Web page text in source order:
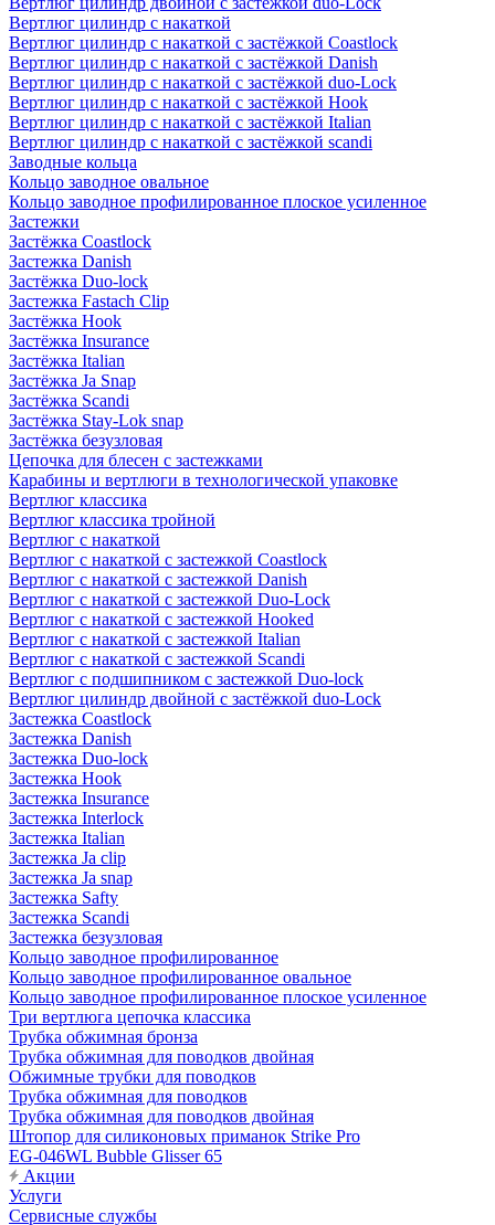
Вертлюг цилиндр с накаткой
Вертлюг цилиндр с накаткой с застёжкой Coastlock
Вертлюг цилиндр с накаткой с застёжкой Danish
Вертлюг цилиндр с накаткой с застёжкой duo-Lock
Вертлюг цилиндр с накаткой с застёжкой Hook
Вертлюг цилиндр с накаткой с застёжкой Italian
Вертлюг цилиндр с накаткой с застёжкой scandi
Заводные кольца
Кольцо заводное овальное
Кольцо заводное профилированное плоское усиленное
Застежки
Застёжка Coastlock
Застежка Danish
Застёжка Duo-lock
Застежка Fastach Clip
Застёжка Hook
Застёжка Insurance
Застёжка Italian
Застёжка Ja Snap
Застёжка Scandi
Застёжка Stay-Lok snap
Застёжка безузловая
Цепочка для блесен с застежками
Карабины и вертлюги в технологической упаковке
Вертлюг классика
Вертлюг классика тройной
Вертлюг с накаткой
Вертлюг с накаткой с застежкой Coastlock
Вертлюг с накаткой с застежкой Danish
Вертлюг с накаткой с застежкой Duo-Lock
Вертлюг с накаткой с застежкой Hooked
Вертлюг с накаткой с застежкой Italian
Вертлюг с накаткой с застежкой Scandi
Вертлюг с подшипником с застежкой Duo-lock
Вертлюг цилиндр двойной с застёжкой duo-Lock
Застежка Coastlock
Застежка Danish
Застежка Duo-lock
Застежка Hook
Застежка Insurance
Застежка Interlock
Застежка Italian
Застежка Ja clip
Застежка Ja snap
Застежка Safty
Застежка Scandi
Застежка безузловая
Кольцо заводное профилированное
Кольцо заводное профилированное овальное
Кольцо заводное профилированное плоское усиленное
Три вертлюга цепочка классика
Трубка обжимная бронза
Трубка обжимная для поводков двойная
Обжимные трубки для поводков
Трубка обжимная для поводков
Трубка обжимная для поводков двойная
Штопор для силиконовых приманок Strike Pro
EG-046WL Bubble Glisser 65
Акции
Услуги
Сервисные службы